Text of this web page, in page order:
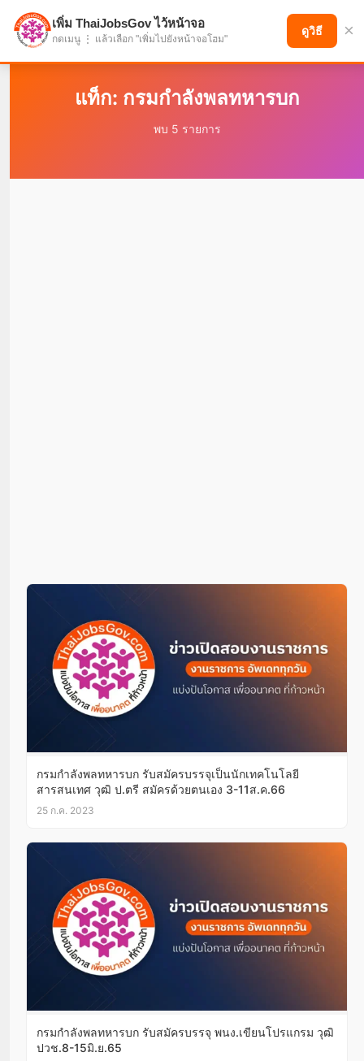
แบ่งปันโอกาส เพื่ออนาคตที่ก้าวหน้า
แท็ก: กรมกำลังพลทหารบก
พบ 5 รายการ
กรมกำลังพลทหารบก รับสมัครบรรจุเป็นนักเทคโนโลยี
สารสนเทศ วุฒิ ป.ตรี สมัครด้วยตนเอง 3-11ส.ค.66
25 ก.ค. 2023
กรมกำลังพลทหารบก รับสมัครบรรจุ พนง.เขียนโปรแกรม วุฒิ
ปวช.8-15มิ.ย.65
เพิ่ม ThaiJobsGov ไว้หน้าจอ
กดเมนู ⋮ แล้วเลือก "เพิ่มไปยังหน้าจอโฮม"
ดูวิธี ×